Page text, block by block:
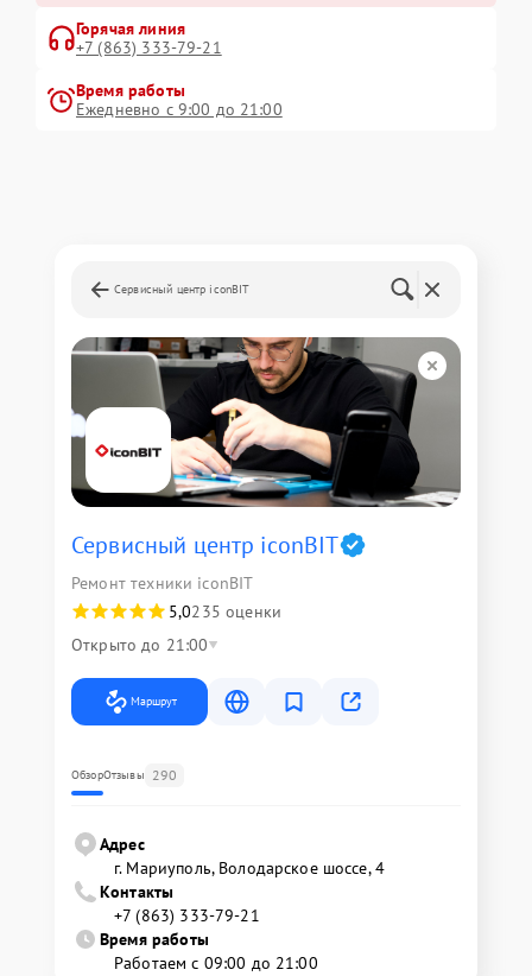
Горячая линия
+7 (863) 333-79-21
Время работы
Ежедневно с 9:00 до 21:00
Сервисный центр iconBIT
Сервисный центр iconBIT
Ремонт техники iconBIT
5,0235 оценки
Открыто до 21:00
Маршрут
ОбзорОтзывы 290
Адрес
г. Мариуполь, Володарское шоссе, 4
Контакты
+7 (863) 333-79-21
Время работы
Работаем с 09:00 до 21:00